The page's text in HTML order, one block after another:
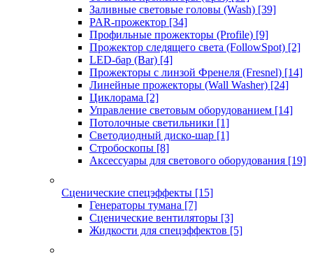
Заливные световые головы (Wash) [39]
PAR-прожектор [34]
Профильные прожекторы (Profile) [9]
Прожектор следящего света (FollowSpot) [2]
LED-бар (Bar) [4]
Прожекторы с линзой Френеля (Fresnel) [14]
Линейные прожекторы (Wall Washer) [24]
Циклорама [2]
Управление световым оборудованием [14]
Потолочные светильники [1]
Светодиодный диско-шар [1]
Стробоскопы [8]
Аксессуары для светового оборудования [19]
Сценические спецэффекты [15]
Генераторы тумана [7]
Сценические вентиляторы [3]
Жидкости для спецэффектов [5]